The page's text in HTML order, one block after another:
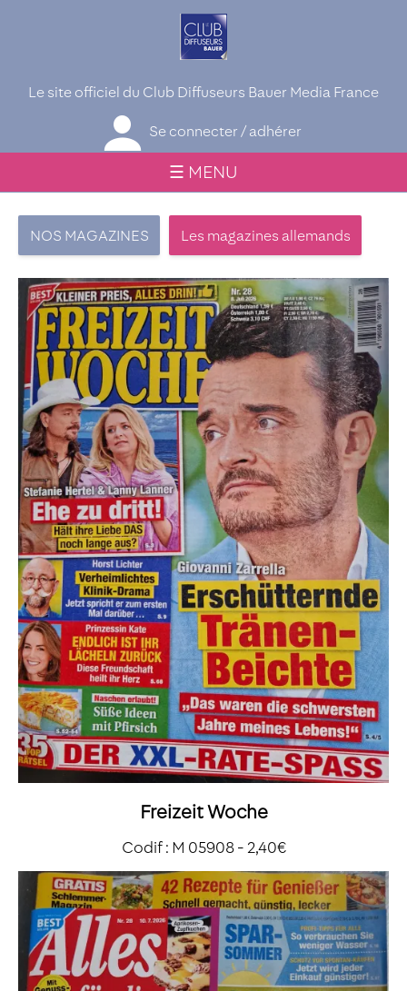
Le site officiel du Club Diffuseurs Bauer Media France
Se connecter / adhérer
☰ MENU
NOS MAGAZINES Les magazines allemands
Freizeit Woche
Codif : M 05908 - 2,40€